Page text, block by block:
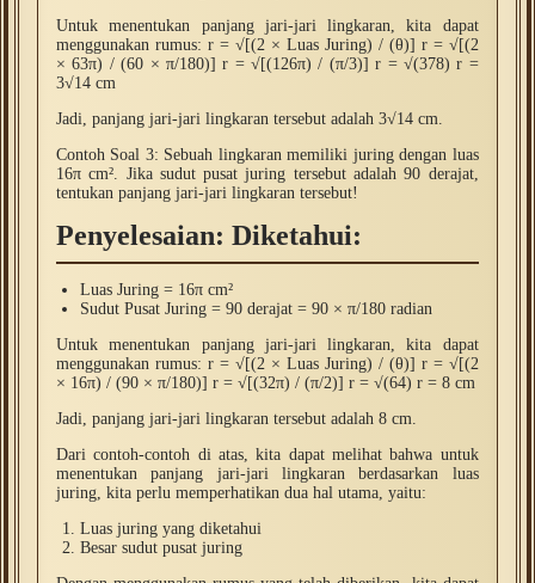
Untuk menentukan panjang jari-jari lingkaran, kita dapat
menggunakan rumus: r = √[(2 × Luas Juring) / (θ)] r = √[(2
× 63π) / (60 × π/180)] r = √[(126π) / (π/3)] r = √(378) r =
3√14 cm
Jadi, panjang jari-jari lingkaran tersebut adalah 3√14 cm.
Contoh Soal 3: Sebuah lingkaran memiliki juring dengan luas
16π cm². Jika sudut pusat juring tersebut adalah 90 derajat,
tentukan panjang jari-jari lingkaran tersebut!
Penyelesaian: Diketahui:
Luas Juring = 16π cm²
Sudut Pusat Juring = 90 derajat = 90 × π/180 radian
Untuk menentukan panjang jari-jari lingkaran, kita dapat
menggunakan rumus: r = √[(2 × Luas Juring) / (θ)] r = √[(2
× 16π) / (90 × π/180)] r = √[(32π) / (π/2)] r = √(64) r = 8 cm
Jadi, panjang jari-jari lingkaran tersebut adalah 8 cm.
Dari contoh-contoh di atas, kita dapat melihat bahwa untuk
menentukan panjang jari-jari lingkaran berdasarkan luas
juring, kita perlu memperhatikan dua hal utama, yaitu:
Luas juring yang diketahui
Besar sudut pusat juring